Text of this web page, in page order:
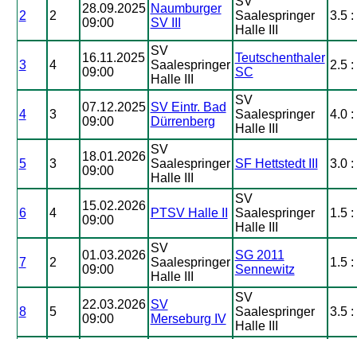
2 2
28.09.2025
09:00
Naumburger
SV III
Saalespringer
Halle III
3.5 :
3 4
16.11.2025
09:00
SV
Saalespringer
Halle III
Teutschenthaler
SC
2.5 :
4 3
07.12.2025
09:00
SV Eintr. Bad
Dürrenberg
SV
Saalespringer
Halle III
4.0 :
5 3
18.01.2026
09:00
SV
Saalespringer
Halle III
SF Hettstedt III 3.0 :
6 4
15.02.2026
09:00
PTSV Halle II
SV
Saalespringer
Halle III
1.5 :
7 2
01.03.2026
09:00
SV
Saalespringer
Halle III
SG 2011
Sennewitz
1.5 :
8 5
22.03.2026
09:00
SV
Merseburg IV
SV
Saalespringer
Halle III
3.5 :